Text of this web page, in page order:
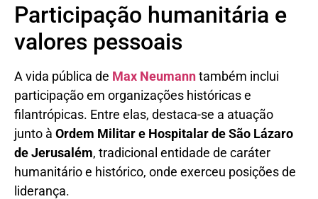
Participação humanitária e
valores pessoais
A vida pública de Max Neumanntambém inclui
participação em organizações históricas e
filantrópicas. Entre elas, destaca-se a atuação
junto à Ordem Militar e Hospitalar de São Lázaro
de Jerusalém, tradicional entidade de caráter
humanitário e histórico, onde exerceu posições de
liderança.